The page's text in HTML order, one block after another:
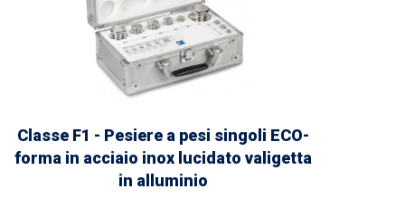
Classe F1 - Pesiere a pesi singoli ECO-
forma in acciaio inox lucidato valigetta
in alluminio